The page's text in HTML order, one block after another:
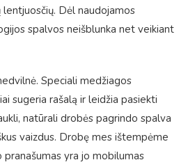
Dėl naudojamos
spalvos neišblunka net veikiant
Speciali medžiagos
sugeria rašalą ir leidžia pasiekti
natūrali drobės pagrindo spalva
vaizdus. Drobę mes ištempėme
pranašumas yra jo mobilumas